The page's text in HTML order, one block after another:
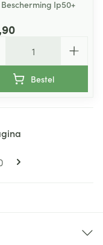
Ip50+
Bestel
pagina